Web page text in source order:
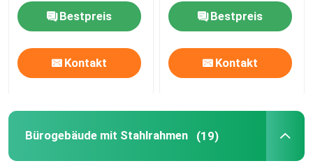
Bestpreis
Kontakt
Stahlkonstruktion
Bestpreis
Kontakt
Bürogebäude mit Stahlrahmen (19)